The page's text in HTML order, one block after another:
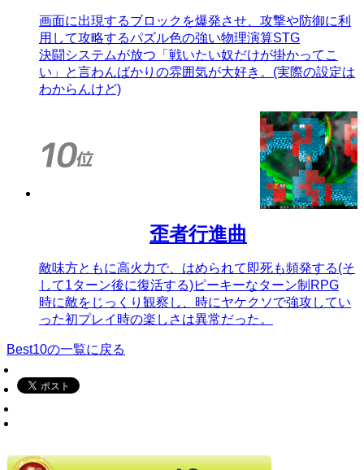
画面に出現するブロックを爆発させ、攻撃や防御に利
用して攻略するパズル色の強い物理演算STG
決闘システムが放つ「戦いたい奴だけが掛かってこ
い」と言わんばかりの雰囲気が大好き。(実際の設定は
わからんけど)
歪者行進曲
敵味方ともに高火力で、はめられて即死も頻発する(そ
して1ターン後に復活する)ピーキーなターン制RPG
時に敵をじっくり観察し、時にヤケクソで強攻してい
った初プレイ時の楽しさは異常だった。
Best10の一覧に戻る